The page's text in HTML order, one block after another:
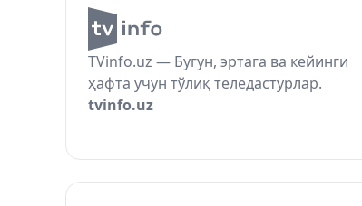
TVinfo.uz — Бугун, эртага ва кейинги
ҳафта учун тўлиқ теледастурлар.
tvinfo.uz